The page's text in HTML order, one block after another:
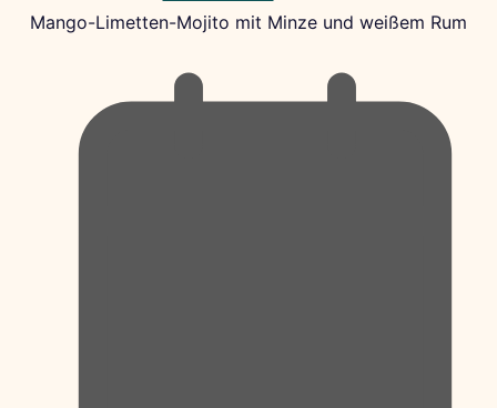
Mango-Limetten-Mojito mit Minze und weißem Rum